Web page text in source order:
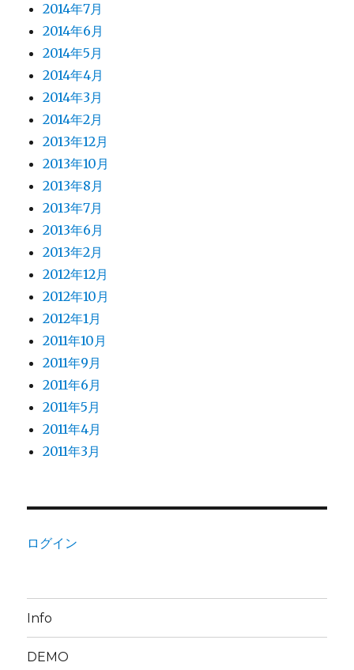
2014年7月
2014年6月
2014年5月
2014年4月
2014年3月
2014年2月
2013年12月
2013年10月
2013年8月
2013年7月
2013年6月
2013年2月
2012年12月
2012年10月
2012年1月
2011年10月
2011年9月
2011年6月
2011年5月
2011年4月
2011年3月
ログイン
Info
DEMO